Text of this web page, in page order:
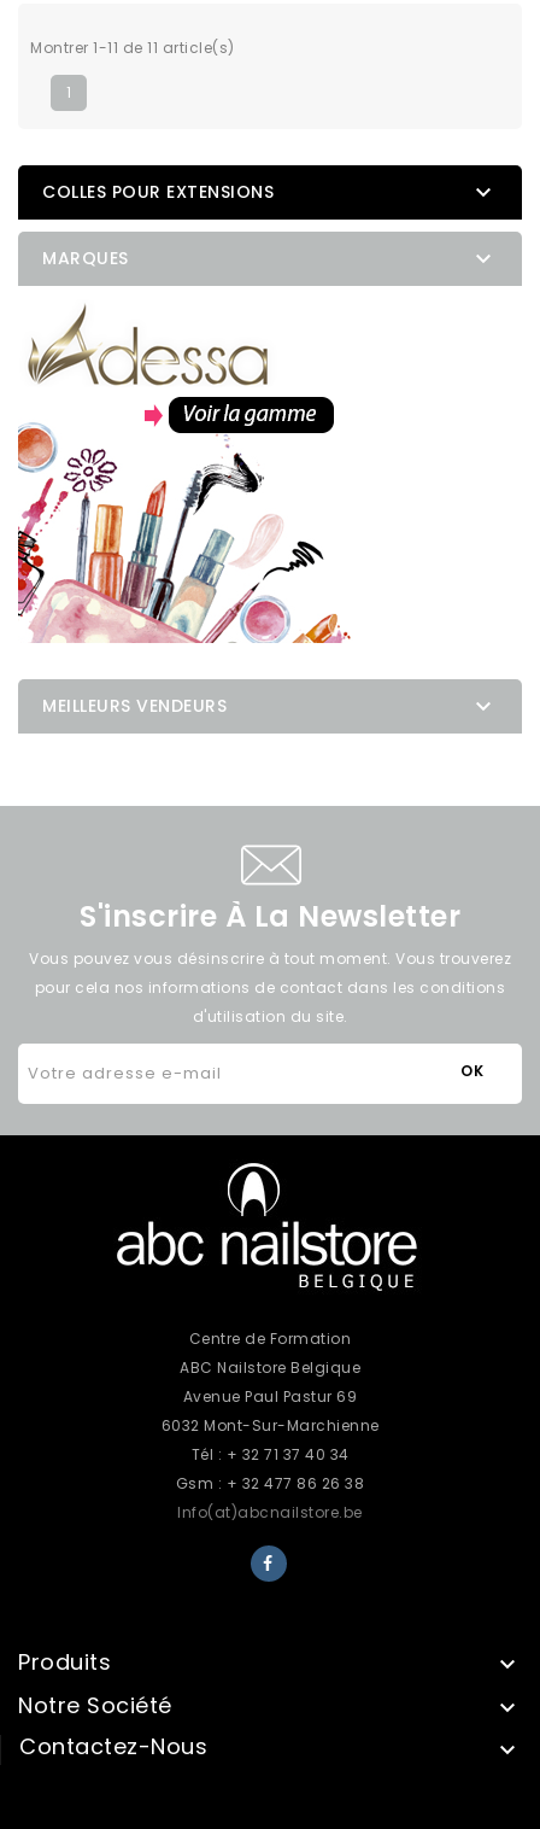
Montrer 1-11 de 11 article(s)
1
COLLES POUR EXTENSIONS 
MARQUES 
MEILLEURS VENDEURS 
S'inscrire À La Newsletter
Vous pouvez vous désinscrire à tout moment. Vous trouverez
pour cela nos informations de contact dans les conditions
d'utilisation du site.
Centre de Formation
ABC Nailstore Belgique
Avenue Paul Pastur 69
6032 Mont-Sur-Marchienne
Tél : + 32 71 37 40 34
Gsm : + 32 477 86 26 38
Info(at)abcnailstore.be
Produits 
Notre Société 
Contactez-Nous 